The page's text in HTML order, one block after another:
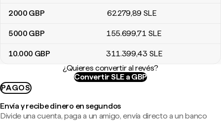
2000 GBP 62.279,89 SLE
5000 GBP 155.699,71 SLE
10.000 GBP 311.399,43 SLE
¿Quieres convertir al revés?
Convertir SLE a GBP
PAGOS
Envía y recibe dinero en segundos
Divide una cuenta, paga a un amigo, envía directo a un banco